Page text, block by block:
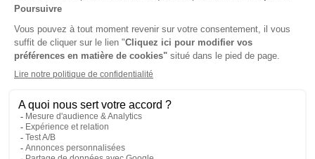
-50%
Abonnement Durée libre
Papier + Version digitale offerte
3€55 Tarif Kiosque :
Prix par n° pendant 6 mois, puis 6,75 € par n°
Tarif France métropolitaine